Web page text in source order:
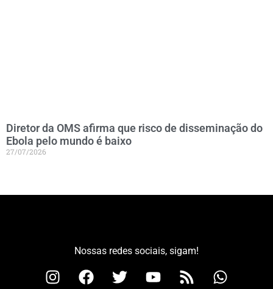
Diretor da OMS afirma que risco de disseminação do
Ebola pelo mundo é baixo
27/07/2026
Nossas redes sociais, sigam!